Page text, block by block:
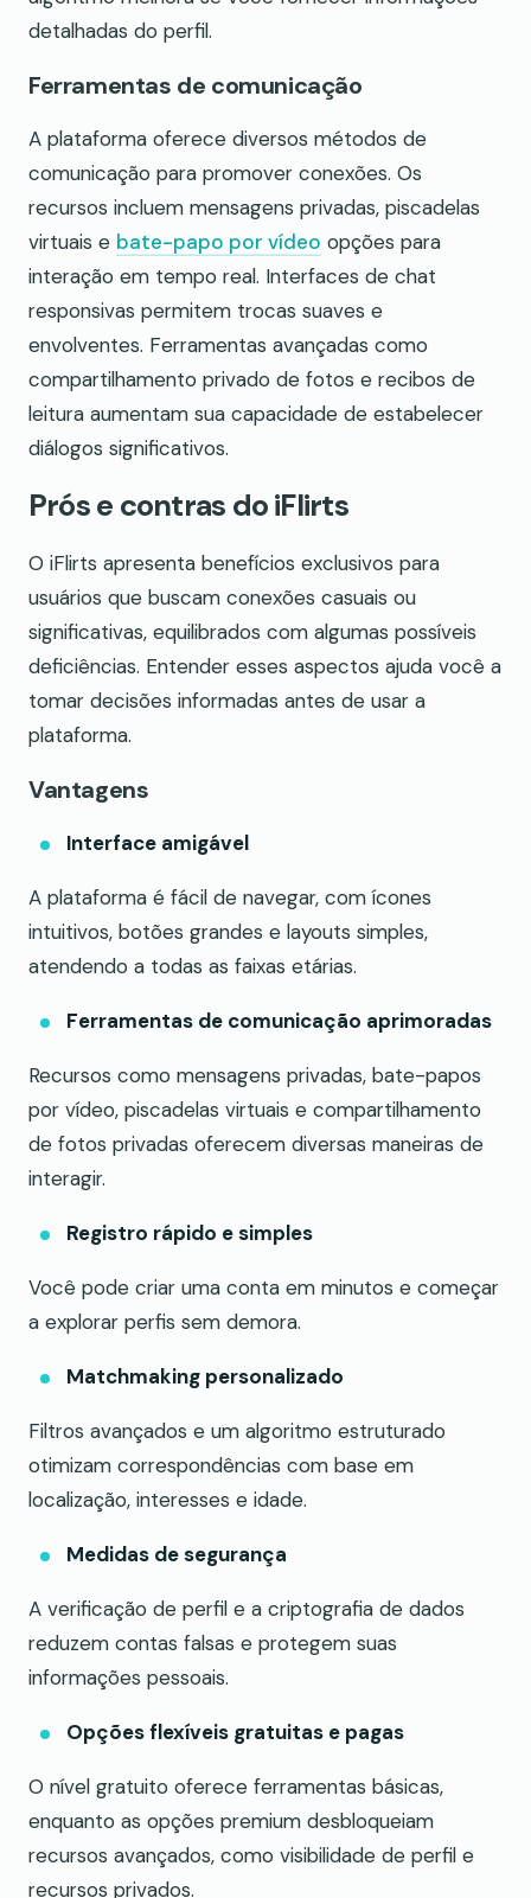
detalhadas do perfil.
Ferramentas de comunicação
A plataforma oferece diversos métodos de
comunicação para promover conexões. Os
recursos incluem mensagens privadas, piscadelas
virtuais e bate-papo por vídeo opções para
interação em tempo real. Interfaces de chat
responsivas permitem trocas suaves e
envolventes. Ferramentas avançadas como
compartilhamento privado de fotos e recibos de
leitura aumentam sua capacidade de estabelecer
diálogos significativos.
Prós e contras do iFlirts
O iFlirts apresenta benefícios exclusivos para
usuários que buscam conexões casuais ou
significativas, equilibrados com algumas possíveis
deficiências. Entender esses aspectos ajuda você a
tomar decisões informadas antes de usar a
plataforma.
Vantagens
Interface amigável
A plataforma é fácil de navegar, com ícones
intuitivos, botões grandes e layouts simples,
atendendo a todas as faixas etárias.
Ferramentas de comunicação aprimoradas
Recursos como mensagens privadas, bate-papos
por vídeo, piscadelas virtuais e compartilhamento
de fotos privadas oferecem diversas maneiras de
interagir.
Registro rápido e simples
Você pode criar uma conta em minutos e começar
a explorar perfis sem demora.
Matchmaking personalizado
Filtros avançados e um algoritmo estruturado
otimizam correspondências com base em
localização, interesses e idade.
Medidas de segurança
A verificação de perfil e a criptografia de dados
reduzem contas falsas e protegem suas
informações pessoais.
Opções flexíveis gratuitas e pagas
O nível gratuito oferece ferramentas básicas,
enquanto as opções premium desbloqueiam
recursos avançados, como visibilidade de perfil e
recursos privados.